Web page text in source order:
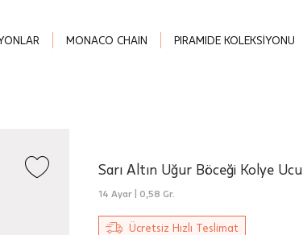
MONACO CHAIN PIRAMIDE KOLEKSİYONU
Sarı Altın Uğur Böceği Kolye Ucu
14 Ayar | 0,58 Gr.
Ücretsiz Hızlı Teslimat